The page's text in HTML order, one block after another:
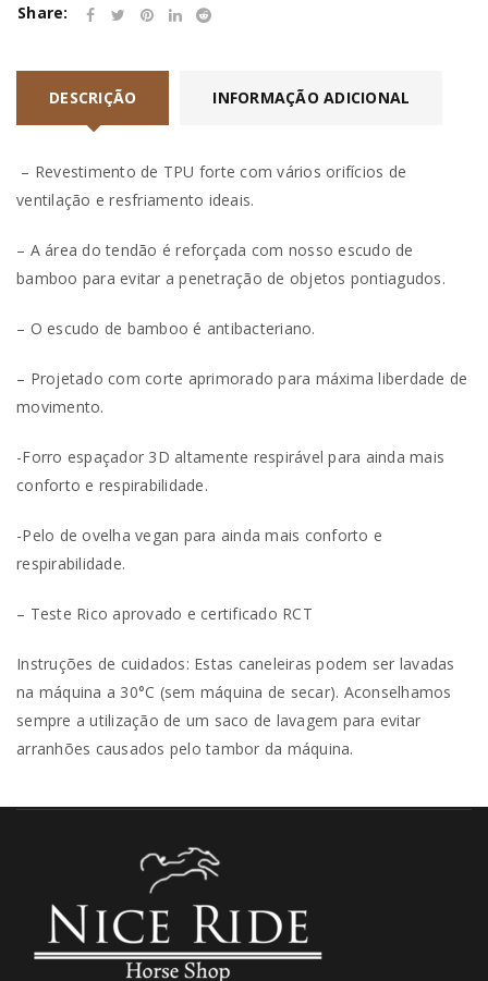
Share:
DESCRIÇÃO INFORMAÇÃO ADICIONAL
– Revestimento de TPU forte com vários orifícios de
ventilação e resfriamento ideais.
– A área do tendão é reforçada com nosso escudo de
bamboo para evitar a penetração de objetos pontiagudos.
– O escudo de bamboo é antibacteriano.
– Projetado com corte aprimorado para máxima liberdade de
movimento.
-Forro espaçador 3D altamente respirável para ainda mais
conforto e respirabilidade.
-Pelo de ovelha vegan para ainda mais conforto e
respirabilidade.
– Teste Rico aprovado e certificado RCT
Instruções de cuidados: Estas caneleiras podem ser lavadas
na máquina a 30°C (sem máquina de secar). Aconselhamos
sempre a utilização de um saco de lavagem para evitar
arranhões causados ​​pelo tambor da máquina.